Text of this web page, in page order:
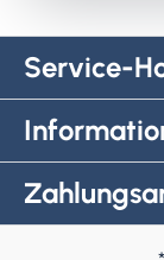
Service-